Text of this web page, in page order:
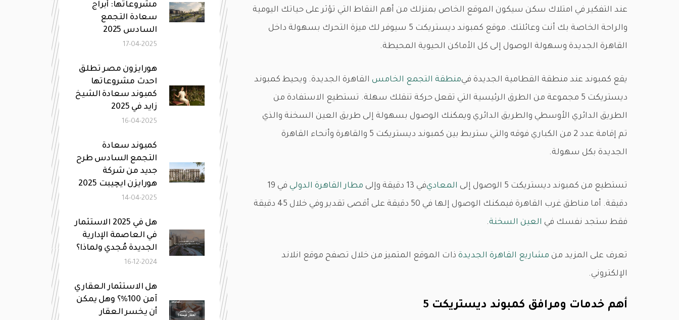
عند التفكير في امتلاك سكن سيكون الموقع الخاص بمنزلك من أهم النقاط التي تؤثر على حياتك اليومية
والراحة الخاصة بك أنت وعائلتك. موقع كمبوند ديستريكت 5 سيوفر لك ميزة التحرك بسهولة داخل
القاهرة الجديدة وسهولة الوصول إلى كل الأماكن الحيوية المحيطة.
يقع كمبوند عند منطقة القطامية الجديدة فيمنطقة التجمع الخامس القاهرة الجديدة. ويحيط كمبوند
ديستريكت 5 مجموعة من الطرق الرئيسية التي تقعل حركة تنقلك سهلة. تستطيع الاستفادة من
الطريق الدائري الأوسطي والطريق الدائري ويمكنك الوصول بسهولة إلى طريق العين السخنة والذي
تم إقامة عدد 2 من الكباري فوقه والتي ستربط بين كمبوند ديستريكت 5 والقاهرة وأنحاء القاهرة
الجديدة بكل سهولة.
تستطيع من كمبوند ديستريكت 5 الوصول إلى المعاديفي 13 دقيقة وإلى مطار القاهرة الدولي
في 19
دقيقة. أما مناطق غرب القاهرة فيمكنك الوصول إلها في 50 دقيقة على أقصى تقدير وفي خلال 45 دقيقة
فقط ستجد نفسك في العين السخنة.
تعرف على المزيد من مشاريع القاهرة الجديدة ذات الموقع المتميز من خلال تصفح موقع انلاند
الإلكتروني.
أهم خدمات ومرافق كمبوند ديستريكت 5
مشروعاتها: أبراج
سعادة التجمع
السادس 2025
17-04-2025
هورايزون مصر تطلق
احدث مشروعاتها
كمبوند سعادة الشيخ
زايد في 2025
16-04-2025
كمبوند سعادة
التجمع السادس طرح
جديد من شركة
هورايزن ايچيبت 2025
14-04-2025
هل في 2025 الاستثمار
في العاصمة الإدارية
الجديدة مُجدي ولماذا؟
16-12-2024
هل الاستثمار العقاري
آمن 100%؟ وهل يمكن
أن يخسر العقار